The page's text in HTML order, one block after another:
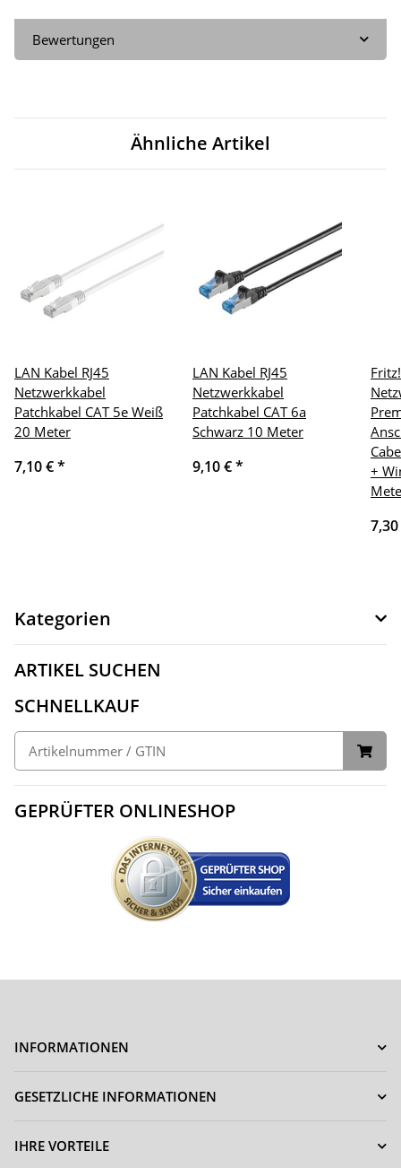
Bewertungen
Ähnliche Artikel
LAN Kabel RJ45
Netzwerkkabel
Patchkabel CAT 5e Weiß
20 Meter
7,10 €*
LAN Kabel RJ45
Netzwerkkabel
Patchkabel CAT 6a
Schwarz 10 Meter
9,10 €*
+
Kategorien
ARTIKEL SUCHEN
SCHNELLKAUF
GEPRÜFTER ONLINESHOP
INFORMATIONEN
GESETZLICHE INFORMATIONEN
IHRE VORTEILE